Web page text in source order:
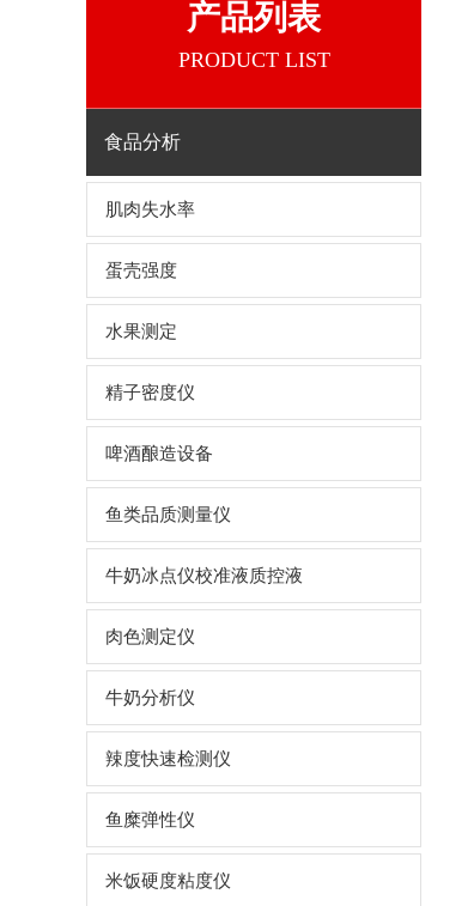
产品列表
PRODUCT LIST
食品分析
肌肉失水率
蛋壳强度
水果测定
精子密度仪
啤酒酿造设备
鱼类品质测量仪
牛奶冰点仪校准液质控液
肉色测定仪
牛奶分析仪
辣度快速检测仪
鱼糜弹性仪
米饭硬度粘度仪